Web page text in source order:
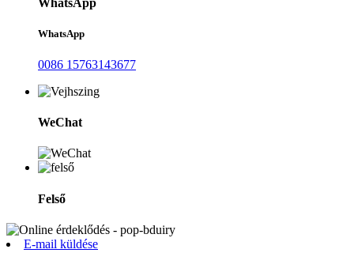
WhatsApp
0086 15763143677
WeChat
Felső
E-mail küldése